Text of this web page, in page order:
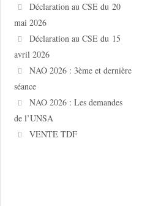
Déclaration au CSE du 20
mai 2026
Déclaration au CSE du 15
avril 2026
NAO 2026 : 3ème et dernière
séance
NAO 2026 : Les demandes
de l’UNSA
VENTE TDF